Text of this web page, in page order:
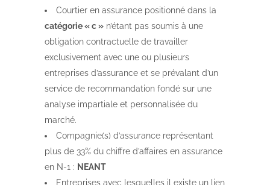
Courtier en assurance positionné dans la
catégorie « c » n’étant pas soumis à une
obligation contractuelle de travailler
exclusivement avec une ou plusieurs
entreprises d’assurance et se prévalant d’un
service de recommandation fondé sur une
analyse impartiale et personnalisée du
marché.
Compagnie(s) d’assurance représentant
plus de 33% du chiffre d’affaires en assurance
en N-1 : NEANT
Entreprises avec lesquelles il existe un lien